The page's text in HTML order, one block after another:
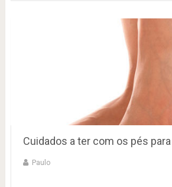
Cuidados a ter com os pés
Paulo